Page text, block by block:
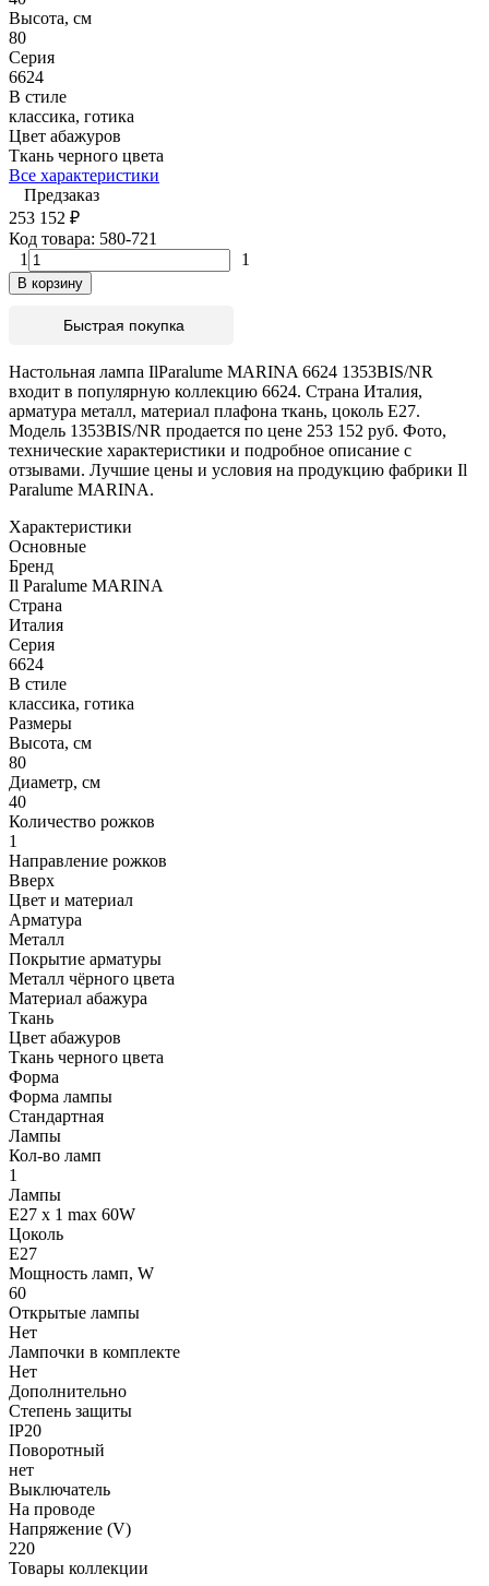
Высота, см
80
Серия
6624
В стиле
классика, готика
Цвет абажуров
Ткань черного цвета
Все характеристики
Предзаказ
253 152 ₽
Код товара: 580-721
1
1
В корзину
Быстрая покупка
Настольная лампа IlParalume MARINA 6624 1353BIS/NR
входит в популярную коллекцию 6624. Страна Италия,
арматура металл, материал плафона ткань, цоколь E27.
Модель 1353BIS/NR продается по цене 253 152 руб. Фото,
технические характеристики и подробное описание с
отзывами. Лучшие цены и условия на продукцию фабрики Il
Paralume MARINA.
Характеристики
Основные
Бренд
Il Paralume MARINA
Страна
Италия
Серия
6624
В стиле
классика, готика
Размеры
Высота, см
80
Диаметр, см
40
Количество рожков
1
Направление рожков
Вверх
Цвет и материал
Арматура
Металл
Покрытие арматуры
Металл чёрного цвета
Материал абажура
Ткань
Цвет абажуров
Ткань черного цвета
Форма
Форма лампы
Стандартная
Лампы
Кол-во ламп
1
Лампы
E27 x 1 max 60W
Цоколь
E27
Мощность ламп, W
60
Открытые лампы
Нет
Лампочки в комплекте
Нет
Дополнительно
Степень защиты
IP20
Поворотный
нет
Выключатель
На проводе
Напряжение (V)
220
Товары коллекции